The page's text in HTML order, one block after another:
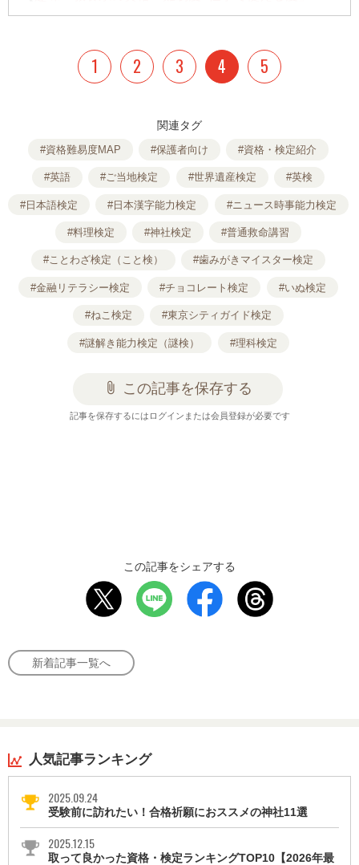
【子どもにおススメの資格「難易度×適年齢」MAP】
……今回はコチラ
1 2 3 4 5
関連タグ
#資格難易度MAP #保護者向け #資格・検定紹介
#英語 #ご当地検定 #世界遺産検定 #英検
#日本語検定 #日本漢字能力検定 #ニュース時事能力検定
#料理検定 #神社検定 #普通救命講習
#ことわざ検定（こと検） #歯みがきマイスター検定
#金融リテラシー検定 #チョコレート検定 #いぬ検定
#ねこ検定 #東京シティガイド検定
#謎解き能力検定（謎検） #理科検定
attach_file この記事を保存する
記事を保存するにはログインまたは会員登録が必要です
この記事をシェアする
新着記事一覧へ
人気記事ランキング
2025.09.24
受験前に訪れたい！合格祈願におススメの神社11選
2025.12.15
取って良かった資格・検定ランキングTOP10【2026年最